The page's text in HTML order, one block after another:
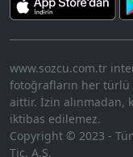
www.sozcu.com.tr
fotoğrafların her türlü
aittir. İzin alınmadan,
iktibas edilemez.
Copyright © 2023 -
Tic. A.Ş.